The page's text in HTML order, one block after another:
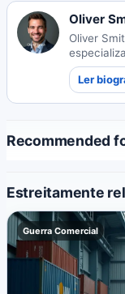
Oliver
Oliver
de
ao
Ler
Recommended
Estreitamente
Guerra Comercial